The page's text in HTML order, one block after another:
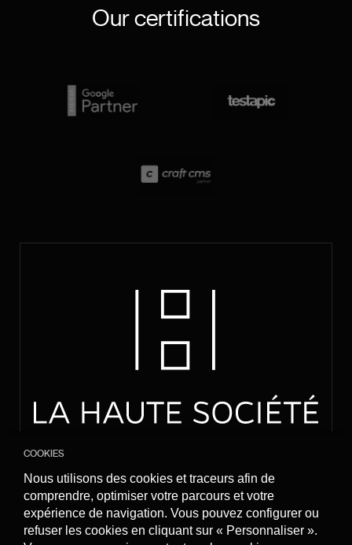
Nous recourons aux cookies de performance et
dont vous utilisez le site internet
COOKIES
Nous utilisons des cookies et traceurs afin de
comprendre, optimiser votre parcours et votre
expérience de navigation. Vous pouvez configurer ou
refuser les cookies en cliquant sur « Personnaliser ».
Our certifications